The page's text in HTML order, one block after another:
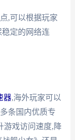
,可以根据玩家
定的网络连
器,海外玩家可以
条国内优质专
游戏访问速度,降